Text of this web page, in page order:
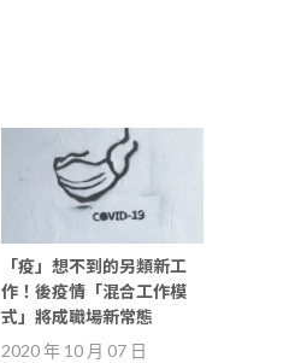
「疫」想不到的另類新工
作！後疫情「混合工作模
式」將成職場新常態
2020 年 10 月 07 日